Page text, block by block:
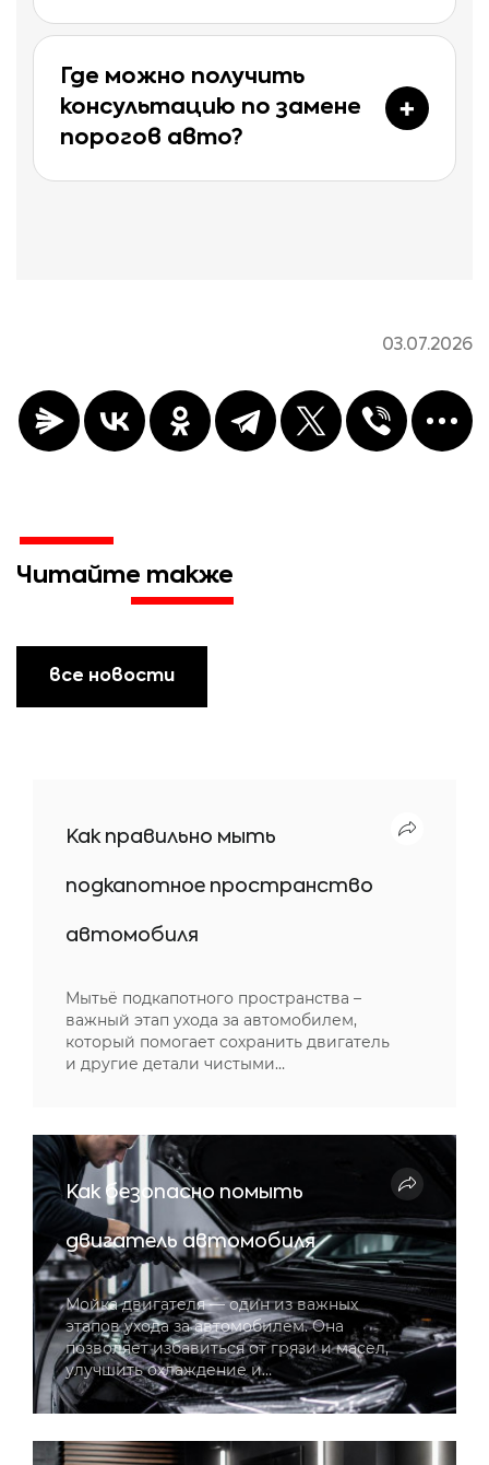
Где можно получить
консультацию по замене
порогов авто?
03.07.2026
Читайте также
все новости
Как правильно мыть
подкапотное пространство
автомобиля
Мытьё подкапотного пространства –
важный этап ухода за автомобилем,
который помогает сохранить двигатель
и другие детали чистыми…
Как безопасно помыть
двигатель автомобиля
Мойка двигателя — один из важных
этапов ухода за автомобилем. Она
позволяет избавиться от грязи и масел,
улучшить охлаждение и…